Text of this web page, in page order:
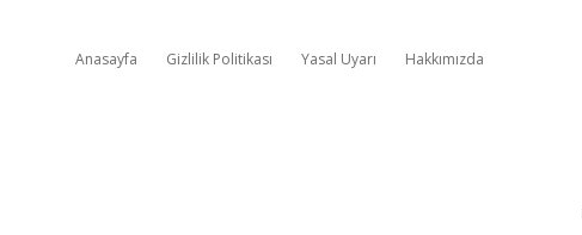
Anasayfa Gizlilik Politikası Yasal Uyarı Hakkımızda